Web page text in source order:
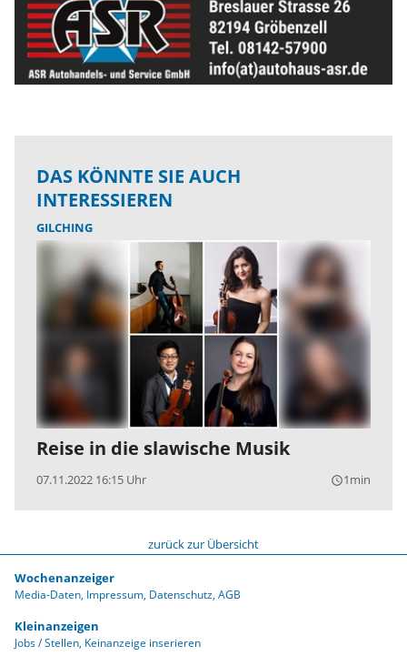
DAS KÖNNTE SIE AUCH
INTERESSIEREN
GILCHING
Reise in die slawische Musik
07.11.2022 16:15 Uhr query_builder1min
zurück zur Übersicht
Wochenanzeiger
Media-Daten Impressum Datenschutz AGB
Kleinanzeigen
Jobs / Stellen Keinanzeige inserieren